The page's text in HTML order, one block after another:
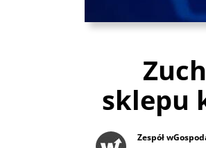
sklepu
Zespół